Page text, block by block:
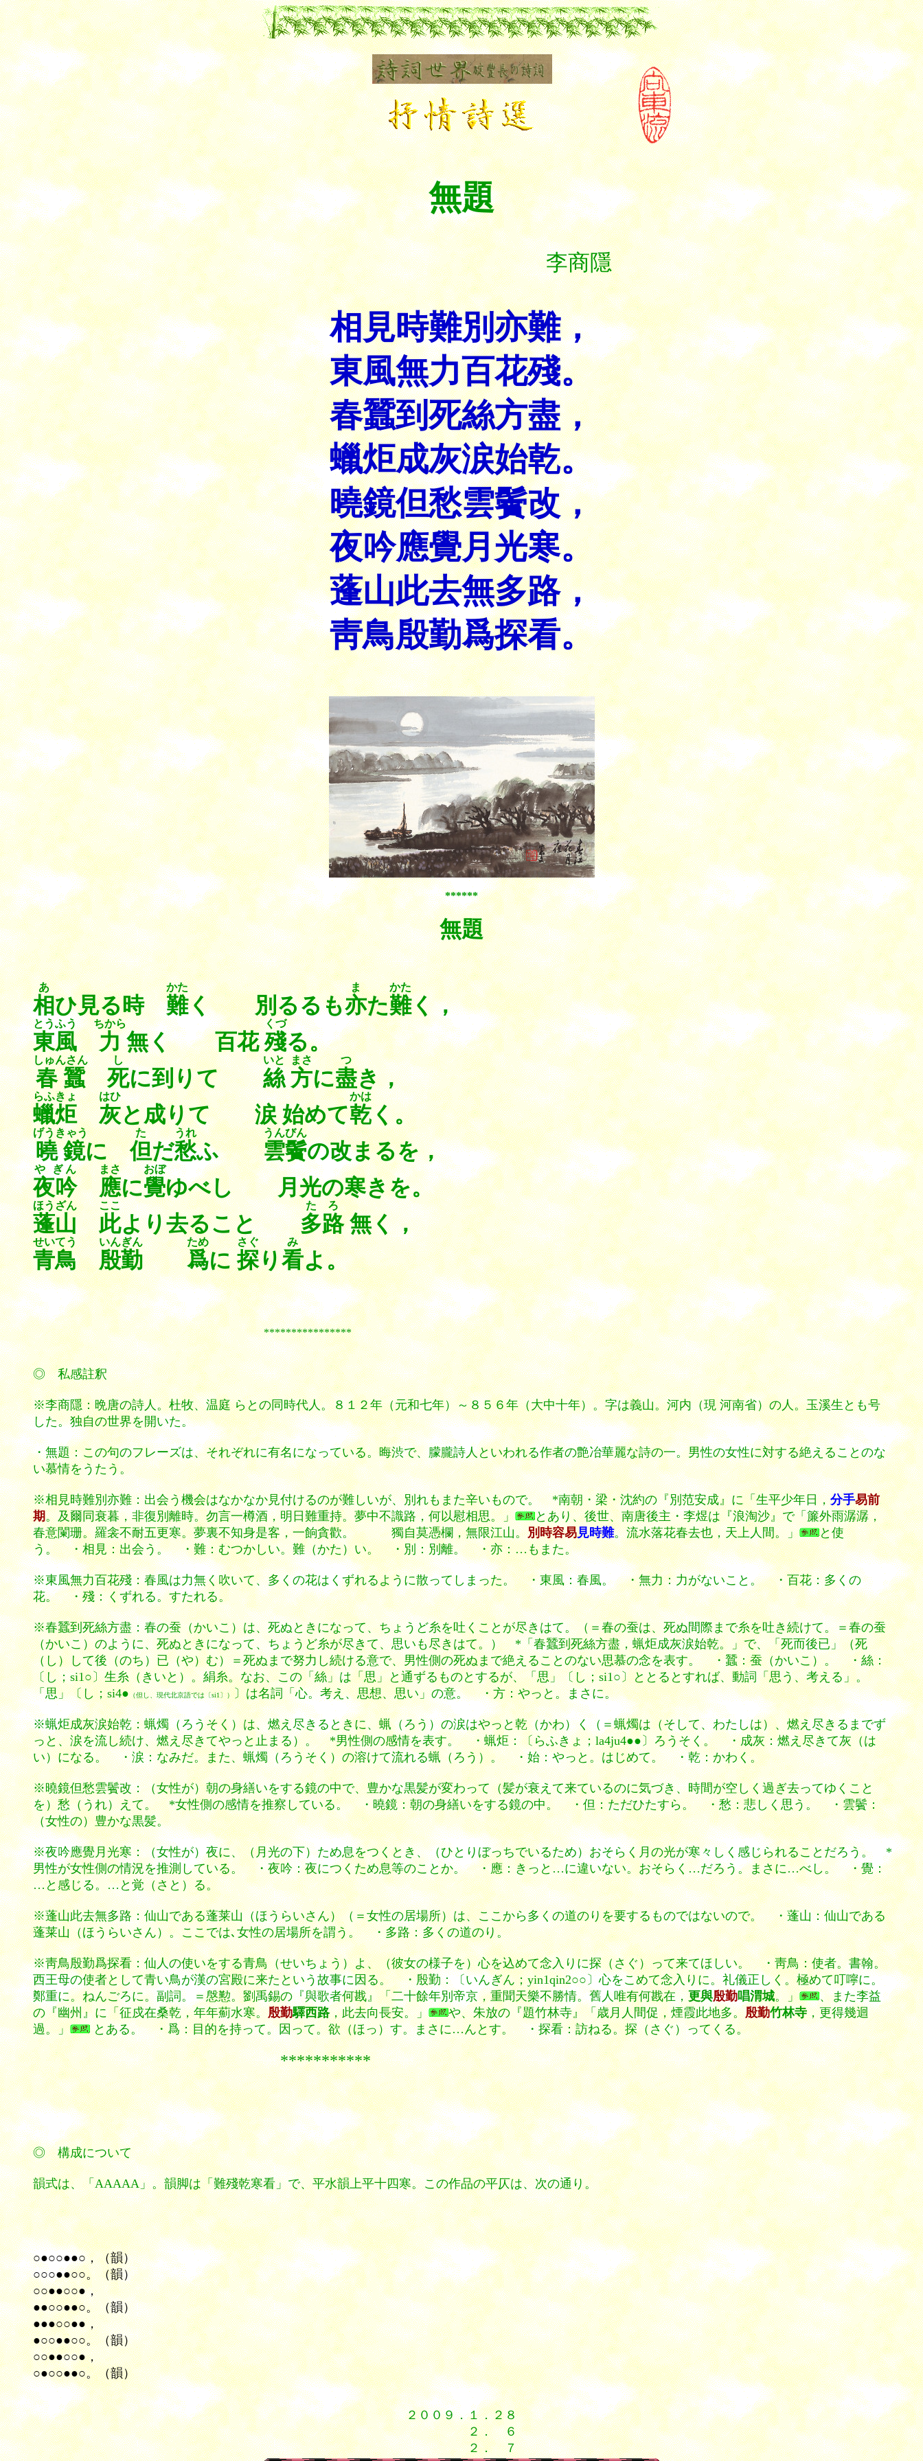
無題
李商隱
相見時難別亦難，
東風無力百花殘。
春蠶到死絲方盡，
蠟炬成灰涙始乾。
曉鏡但愁雲鬢改，
夜吟應覺月光寒。
蓬山此去無多路，
靑鳥殷勤爲探看。
******
無題
相
あ
ひ見る時難
かた
く 別るるも亦
ま
た難
かた
く，
東風
とうふう
力
ちから
無く 百花殘
くづ
る。
春蠶
しゅんさん
死
し
に到りて絲
いと
方
まさ
に盡
つ
き，
蠟炬
らふきょ
灰
はひ
と成りて 涙 始めて乾
かは
く。
曉鏡
げうきゃう
に但
た
だ愁
うれ
ふ雲鬢
うんびん
の改まるを，
夜吟
や ぎん
應
まさ
に覺
おぼ
ゆべし 月光の寒きを。
蓬山
ほうざん
此
ここ
より去ること多路
たろ
無く，
青鳥
せいてう
殷勤
いんぎん
爲
ため
に探
さぐ
り看
み
よ。
****************
◎ 私感註釈
※李商隱：晩唐の詩人。杜牧、温庭 らとの同時代人。８１２年（元和七年）～８５６年（大中十年）。字は義山。河内（現 河南省）の人。玉溪生とも号
した。独自の世界を開いた。
・無題：この句のフレーズは、それぞれに有名になっている。晦渋で、朦朧詩人といわれる作者の艶冶華麗な詩の一。男性の女性に対する絶えることのな
い慕情をうたう。
※相見時難別亦難：出会う機会はなかなか見付けるのが難しいが、別れもまた辛いもので。 *南朝・梁・沈約の『別范安成』に「生平少年日，分手易前
期。及爾同衰暮，非復別離時。勿言一樽酒，明日難重持。夢中不識路，何以慰相思。」 とあり、後世、南唐後主・李煜は『浪淘沙』で「簾外雨潺潺，
春意闌珊。羅衾不耐五更寒。夢裏不知身是客，一餉貪歡。 獨自莫憑欄，無限江山。別時容易見時難。流水落花春去也，天上人間。」
と使
う。・相見：出会う。 ・難：むつかしい。難（かた）い。 ・別：別離。 ・亦：…もまた。
※東風無力百花殘：春風は力無く吹いて、多くの花はくずれるように散ってしまった。 ・東風：春風。 ・無力：力がないこと。 ・百花：多くの
花。 ・殘：くずれる。すたれる。
※春蠶到死絲方盡：春の蚕（かいこ）は、死ぬときになって、ちょうど糸を吐くことが尽きはて。（＝春の蚕は、死ぬ間際まで糸を吐き続けて。＝春の蚕
（かいこ）のように、死ぬときになって、ちょうど糸が尽きて、思いも尽きはて。） *「春蠶到死絲方盡，蝋炬成灰涙始乾。」で、「死而後已」（死
（し）して後（のち）已（や）む）＝死ぬまで努力し続ける意で、男性側の死ぬまで絶えることのない思慕の念を表す。 ・蠶：蚕（かいこ）。 ・絲：
〔し；si1○〕生糸（きいと）。絹糸。なお、この「絲」は「思」と通ずるものとするが、「思」〔し；si1○〕ととるとすれば、動詞「思う、考える」。
「思」〔し；si4●（但し、現代北京語では〔si1〕）〕は名詞「心。考え、思想、思い」の意。 ・方：やっと。まさに。
※蝋炬成灰涙始乾：蝋燭（ろうそく）は、燃え尽きるときに、蝋（ろう）の涙はやっと乾（かわ）く（＝蝋燭は（そして、わたしは）、燃え尽きるまでず
っと、涙を流し続け、燃え尽きてやっと止まる）。 *男性側の感情を表す。 ・蝋炬：〔らふきょ；la4ju4●●〕ろうそく。 ・成灰：燃え尽きて灰（は
い）になる。 ・涙：なみだ。また、蝋燭（ろうそく）の溶けて流れる蝋（ろう）。 ・始：やっと。はじめて。 ・乾：かわく。
※曉鏡但愁雲鬢改：（女性が）朝の身繕いをする鏡の中で、豊かな黒髪が変わって（髪が衰えて来ているのに気づき、時間が空しく過ぎ去ってゆくこと
を）愁（うれ）えて。 *女性側の感情を推察している。 ・曉鏡：朝の身繕いをする鏡の中。 ・但：ただひたすら。 ・愁：悲しく思う。 ・雲鬢：
（女性の）豊かな黒髪。
※夜吟應覺月光寒：（女性が）夜に、（月光の下）ため息をつくとき、（ひとりぼっちでいるため）おそらく月の光が寒々しく感じられることだろう。 *
男性が女性側の情況を推測している。 ・夜吟：夜につくため息等のことか。 ・應：きっと…に違いない。おそらく…だろう。まさに…べし。 ・覺：
…と感じる。…と覚（さと）る。
※蓬山此去無多路：仙山である蓬莱山（ほうらいさん）（＝女性の居場所）は、ここから多くの道のりを要するものではないので。 ・蓬山：仙山である
蓬莱山（ほうらいさん）。ここでは､女性の居場所を謂う。 ・多路：多くの道のり。
※靑鳥殷勤爲探看：仙人の使いをする青鳥（せいちょう）よ、（彼女の様子を）心を込めて念入りに探（さぐ）って来てほしい。 ・靑鳥：使者。書翰。
西王母の使者として青い鳥が漢の宮殿に来たという故事に因る。 ・殷勤：〔いんぎん；yin1qin2○○〕心をこめて念入りに。礼儀正しく。極めて叮嚀に。
鄭重に。ねんごろに。副詞。＝慇懃。劉禹錫の『與歌者何戡』「二十餘年別帝京，重聞天樂不勝情。舊人唯有何戡在，更與殷勤唱渭城。」
、また李益
の『幽州』に「征戍在桑乾，年年薊水寒。殷勤驛西路，此去向長安。」 や、朱放の『題竹林寺』「歳月人間促，煙霞此地多。殷勤竹林寺，更得幾迴
過。」
とある。 ・爲：目的を持って。因って。欲（ほっ）す。まさに…んとす。 ・探看：訪ねる。探（さぐ）ってくる。
***********
◎ 構成について
韻式は、「AAAAA」。韻脚は「難殘乾寒看」で、平水韻上平十四寒。この作品の平仄は、次の通り。
○●○○●●○，（韻）
○○○●●○○。（韻）
○○●●○○●，
●●○○●●○。（韻）
●●●○○●●，
●○○●●○○。（韻）
○○●●○○●，
○●○○●●○。（韻）
２００９．１．２８
２． ６
２． ７